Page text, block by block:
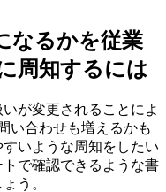
なるかを従業
周知するには
が変更されることによ
い合わせも増えるかも
いような周知をしたい
で確認できるような書
う。